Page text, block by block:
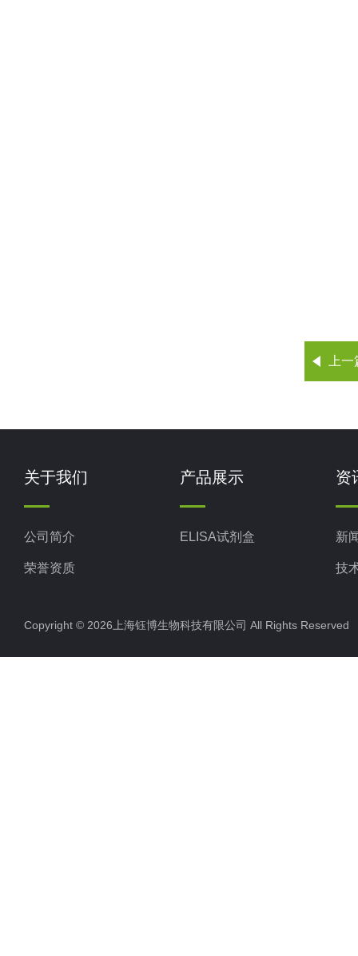
上
关于我们
公司简介
荣誉资质
产品展示
ELISA试剂盒
资
新
技
Copyright © 2026上海钰博生物科技有限公司 All Rights